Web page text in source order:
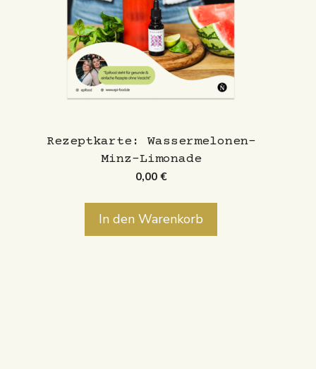
Rezeptkarte: Wassermelonen-
Minz-Limonade
0,00€
In den Warenkorb